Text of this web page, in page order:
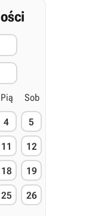
Pią Sob
4 5
11 12
18 19
25 26